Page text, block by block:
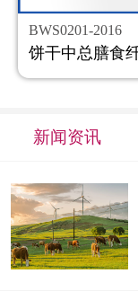
BWS0201-2016
新闻资讯